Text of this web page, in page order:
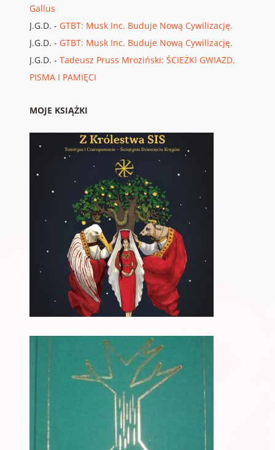
Gallus
J.G.D. - GTBT: Musk Inc. Buduje Nową Cywilizację.
J.G.D. - GTBT: Musk Inc. Buduje Nową Cywilizację.
J.G.D. - Tadeusz Pruss Mroziński: ŚCIEŻKI GWIAZD,
PISMA I PAMIĘCI
MOJE KSIĄŻKI